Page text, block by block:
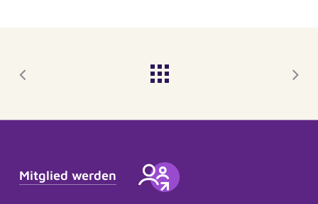
Mitglied werden